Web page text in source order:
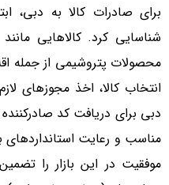
برای صادرات کالا به دبی،
شناسایی کرد. کالاهایی
محصولات پتروشیمی از جمله
انتخاب کالا، اخذ مجوزهای
دبی برای دریافت کد
مناسب و رعایت استانداردهای
موفقیت در این بازار را